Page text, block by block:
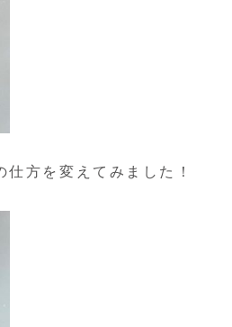
方を変えてみました！